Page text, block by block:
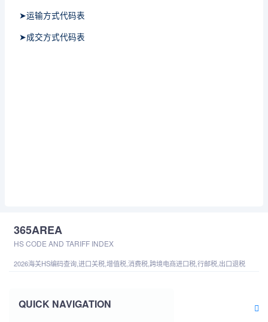
➤运输方式代码表
➤成交方式代码表
365AREA
HS CODE AND TARIFF INDEX
2026海关HS编码查询,进口关税,增值税,消费税,跨境电商进口税,行邮税,出口退税
QUICK NAVIGATION